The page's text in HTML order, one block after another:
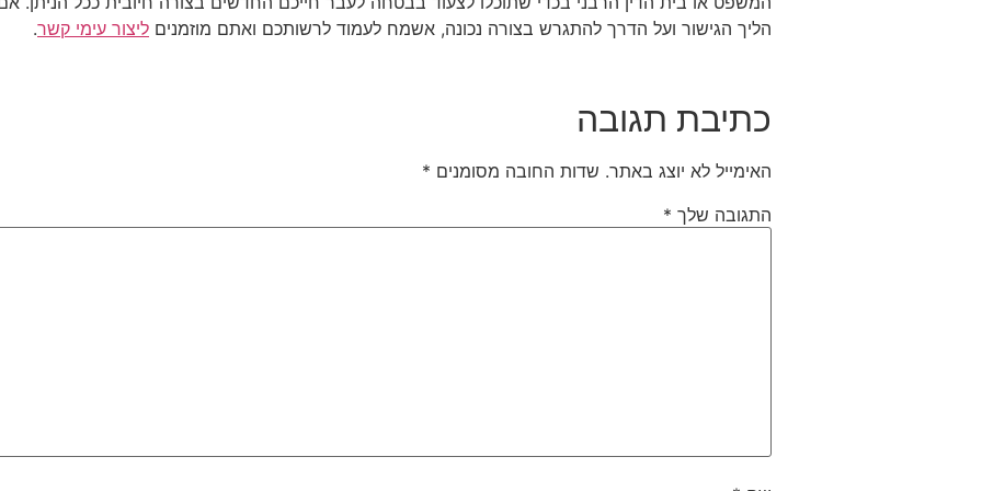
הליך הגישור ועל הדרך להתגרש בצורה נכונה, אשמח לעמוד לרשותכם ואתם מוזמנים ליצור עימי קשר.
כתיבת תגובה
האימייל לא יוצג באתר. שדות החובה מסומנים *
התגובה שלך *